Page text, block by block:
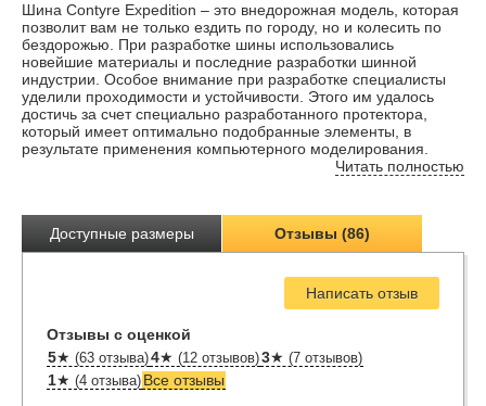
Шина Contyre Expedition – это внедорожная модель, которая
позволит вам не только ездить по городу, но и колесить по
бездорожью. При разработке шины использовались
новейшие материалы и последние разработки шинной
индустрии. Особое внимание при разработке специалисты
уделили проходимости и устойчивости. Этого им удалось
достичь за счет специально разработанного протектора,
который имеет оптимально подобранные элементы, в
результате применения компьютерного моделирования.
Читать полностью
Доступные размеры Отзывы (86)
Написать отзыв
Отзывы с оценкой
5★ (63 отзыва)4★ (12 отзывов)3★ (7 отзывов)
1★ (4 отзыва) Все отзывы